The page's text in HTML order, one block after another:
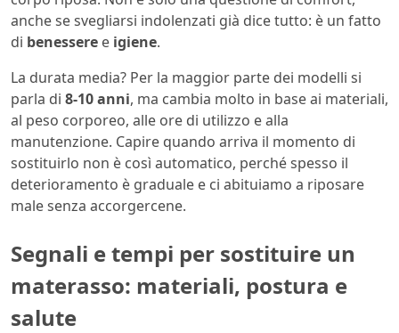
anche se svegliarsi indolenzati già dice tutto: è un fatto
di benessere e igiene.
La durata media? Per la maggior parte dei modelli si
parla di 8-10 anni, ma cambia molto in base ai materiali,
al peso corporeo, alle ore di utilizzo e alla
manutenzione. Capire quando arriva il momento di
sostituirlo non è così automatico, perché spesso il
deterioramento è graduale e ci abituiamo a riposare
male senza accorgercene.
Segnali e tempi per sostituire un
materasso: materiali, postura e
salute